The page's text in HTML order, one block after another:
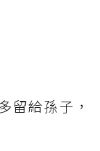
留給孫子，